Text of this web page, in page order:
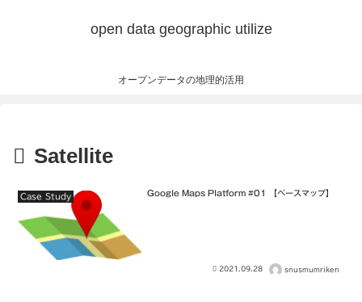
open data geographic utilize
オープンデータの地理的活用
Satellite
Case Study Google Maps Platform #01 【ベースマップ】
2021.09.28 snusmumriken